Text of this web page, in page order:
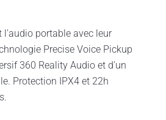
l'audio portable avec leur
Precise Voice Pickup
360 Reality Audio et d'un
Protection IPX4 et 22h